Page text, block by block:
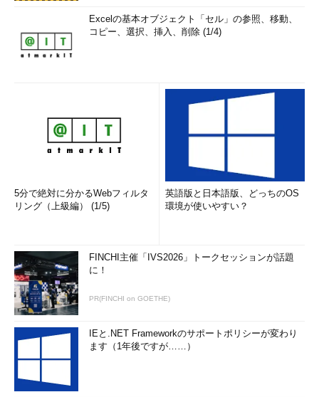
Excelの基本オブジェクト「セル」の参照、移動、
コピー、選択、挿入、削除 (1/4)
5分で絶対に分かるWebフィルタ
リング（上級編） (1/5)
英語版と日本語版、どっちのOS
環境が使いやすい？
FINCHI主催「IVS2026」トークセッションが話題
に！
PR(FINCHI on GOETHE)
IEと.NET Frameworkのサポートポリシーが変わり
ます（1年後ですが……）